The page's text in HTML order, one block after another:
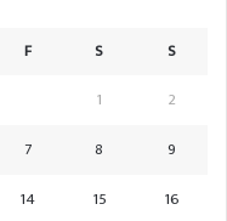
F S
S
1
2
7 8
9
14 15
16